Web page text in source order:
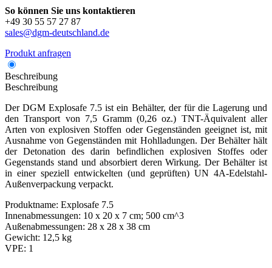
So können Sie uns kontaktieren
+49 30 55 57 27 87
sales@dgm-deutschland.de
Produkt anfragen
Beschreibung
Beschreibung
Der DGM Explosafe 7.5 ist ein Behälter, der für die Lagerung und
den Transport von 7,5 Gramm (0,26 oz.) TNT-Äquivalent aller
Arten von explosiven Stoffen oder Gegenständen geeignet ist, mit
Ausnahme von Gegenständen mit Hohlladungen. Der Behälter hält
der Detonation des darin befindlichen explosiven Stoffes oder
Gegenstands stand und absorbiert deren Wirkung. Der Behälter ist
in einer speziell entwickelten (und geprüften) UN 4A-Edelstahl-
Außenverpackung verpackt.
Produktname: Explosafe 7.5
Innenabmessungen: 10 x 20 x 7 cm; 500 cm^3
Außenabmessungen: 28 x 28 x 38 cm
Gewicht: 12,5 kg
VPE: 1